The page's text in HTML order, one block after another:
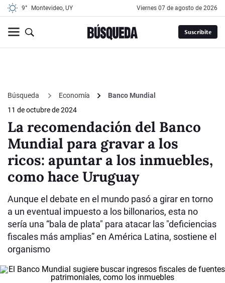
9° Montevideo, UY viernes 07 de agosto de 2026
Suscribite
Búsqueda Economía
Banco Mundial
11 de octubre de 2024
La recomendación del Banco
Mundial para gravar a los
ricos: apuntar a los inmuebles,
como hace Uruguay
Aunque el debate en el mundo pasó a girar en torno
a un eventual impuesto a los billonarios, esta no
sería una “bala de plata" para atacar las "deficiencias
fiscales más amplias” en América Latina, sostiene el
organismo